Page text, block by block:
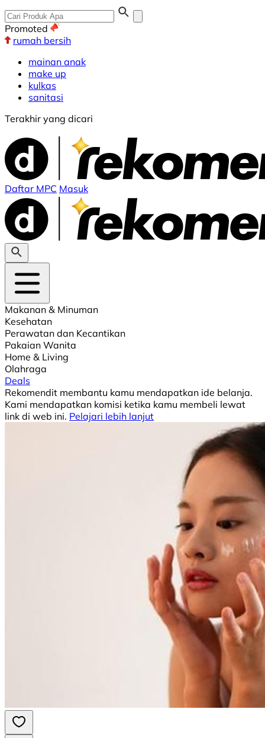
Promoted
rumah bersih
mainan anak
make up
kulkas
sanitasi
Terakhir yang dicari
Daftar MPC Masuk
Makanan & Minuman
Kesehatan
Perawatan dan Kecantikan
Pakaian Wanita
Home & Living
Olahraga
Deals
Rekomendit membantu kamu mendapatkan ide belanja.
Kami mendapatkan komisi ketika kamu membeli lewat
link di web ini. Pelajari lebih lanjut